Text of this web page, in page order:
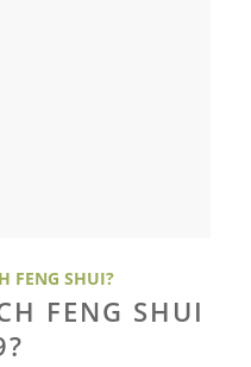
FENG SHUI?
FENG SHUI